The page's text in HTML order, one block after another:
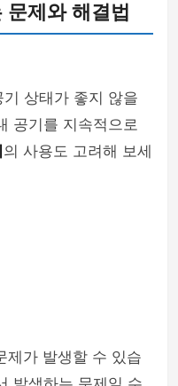
제와 해결법
상태가 좋지 않을
공기를 지속적으로
의 사용도 고려해 보세
제가 발생할 수 있습